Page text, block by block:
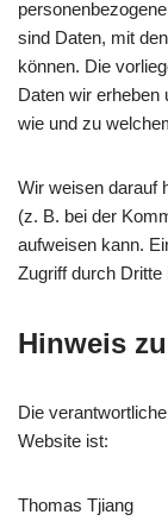
sind Daten, mit
können. Die
Daten wir erheben
wie und zu
Wir weisen darauf
(z. B. bei der
aufweisen kann.
Zugriff durch
Hinweis
Die
Website ist:
Thomas Tjiang